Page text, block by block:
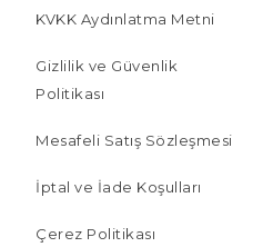
KVKK Aydınlatma Metni
Gizlilik ve Güvenlik
Politikası
Mesafeli Satış Sözleşmesi
İptal ve İade Koşulları
Çerez Politikası